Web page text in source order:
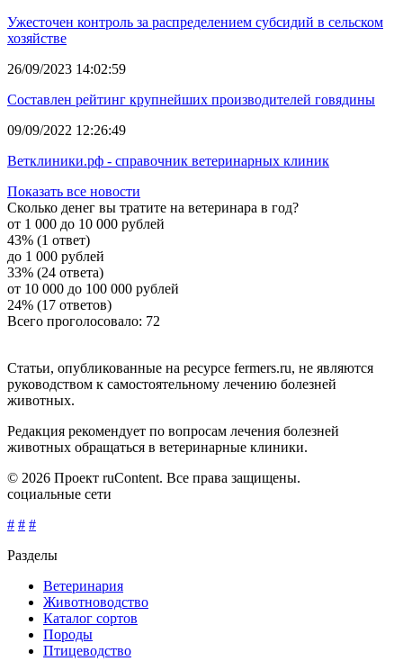
Ужесточен контроль за распределением субсидий в сельском
хозяйстве
26/09/2023 14:02:59
Составлен рейтинг крупнейших производителей говядины
09/09/2022 12:26:49
Ветклиники.рф - справочник ветеринарных клиник
Показать все новости
Сколько денег вы тратите на ветеринара в год?
от 1 000 до 10 000 рублей
43% (1 ответ)
до 1 000 рублей
33% (24 ответа)
от 10 000 до 100 000 рублей
24% (17 ответов)
Всего проголосовало: 72
Статьи, опубликованные на ресурсе fermers.ru, не являются
руководством к самостоятельному лечению болезней
животных.
Редакция рекомендует по вопросам лечения болезней
животных обращаться в ветеринарные клиники.
© 2026 Проект ruContent. Все права защищены.
социальные сети
# # #
Разделы
Ветеринария
Животноводство
Каталог сортов
Породы
Птицеводство